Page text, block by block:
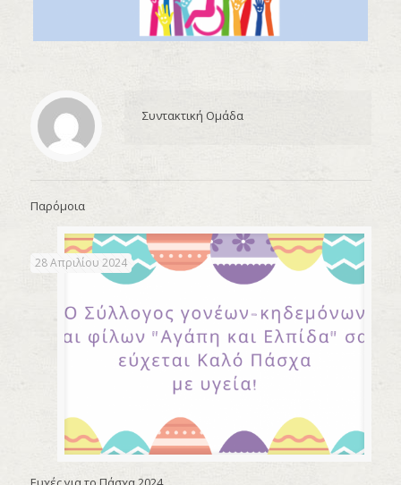
Συντακτική Ομάδα
Παρόμοια
28 Απριλίου 2024